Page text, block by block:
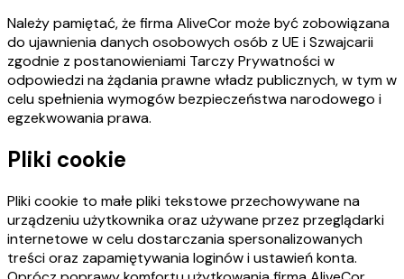
Należy pamiętać, że firma AliveCor może być zobowiązana
do ujawnienia danych osobowych osób z UE i Szwajcarii
zgodnie z postanowieniami Tarczy Prywatności w
odpowiedzi na żądania prawne władz publicznych, w tym w
celu spełnienia wymogów bezpieczeństwa narodowego i
egzekwowania prawa.
Pliki cookie
Pliki cookie to małe pliki tekstowe przechowywane na
urządzeniu użytkownika oraz używane przez przeglądarki
internetowe w celu dostarczania spersonalizowanych
treści oraz zapamiętywania loginów i ustawień konta.